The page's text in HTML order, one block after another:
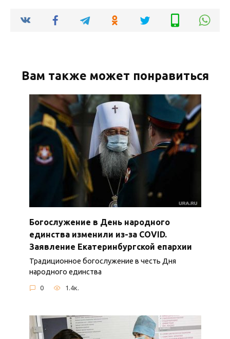
Вам также может понравиться
Богослужение в День народного
единства изменили из-за COVID.
Заявление Екатеринбургской епархии
Традиционное богослужение в честь Дня
народного единства
0 1.4к.